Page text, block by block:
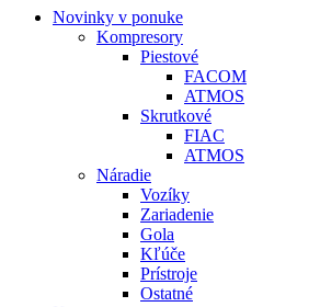
Novinky v ponuke
Kompresory
Piestové
FACOM
ATMOS
Skrutkové
FIAC
ATMOS
Náradie
Vozíky
Zariadenie
Gola
Kľúče
Prístroje
Ostatné